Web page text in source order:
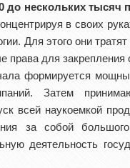
до нескольких тысяч
в своих
Для этого они
права для закрепления
формируется
Затем
всей наукоемкой
за собой большого
деятельность